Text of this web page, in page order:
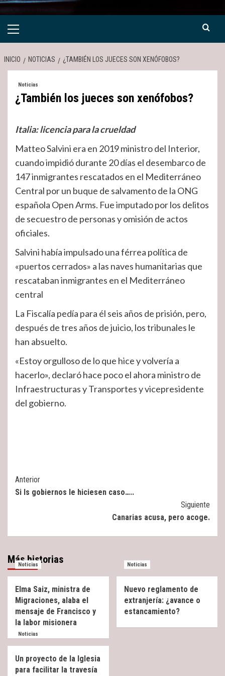
Menú
INICIO NOTICIAS ¿TAMBIÉN LOS JUECES SON XENÓFOBOS?
Noticias
¿También los jueces son xenófobos?
Italia: licencia para la crueldad
Matteo Salvini era en 2019 ministro del Interior,
cuando impidió durante 20 días el desembarco de
147 inmigrantes rescatados en el Mediterráneo
Central por un buque de salvamento de la ONG
española Open Arms. Fue imputado por los delitos
de secuestro de personas y omisión de actos
oficiales.
Salvini había impulsado una férrea política de
«puertos cerrados» a las naves humanitarias que
rescataban inmigrantes en el Mediterráneo
central
La Fiscalía pedía para él seis años de prisión, pero,
después de tres años de juicio, los tribunales le
han absuelto.
«Estoy orgulloso de lo que hice y volvería a
hacerlo», declaró hace poco el ahora ministro de
Infraestructuras y Transportes y vicepresidente
del gobierno.
Post
Navigation
Anterior
Si ls gobiernos le hiciesen caso…..
Siguiente
Canarias acusa, pero acoge.
Más historias
Noticias
Elma Saiz, ministra de
Migraciones, alaba el
mensaje de Francisco y
la labor misionera
Noticias
Nuevo reglamento de
extranjería: ¿avance o
estancamiento?
Noticias
Un proyecto de la Iglesia
para facilitar la travesía